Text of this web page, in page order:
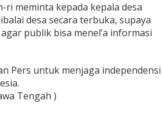
ri meminta kepada kepala desa
desa secara terbuka, supaya
publik bisa menel’a informasi
Pers untuk menjaga independensi
Tengah )